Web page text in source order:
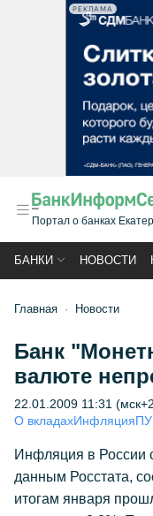
РЕКЛАМА
Портал о банках
БАНКИ НОВОСТИ
Главная Новости
Банк
валюте
22.01.2009 11:31
О вкладахИнфляция
Инфляция в России
данным Росстата,
итогам января